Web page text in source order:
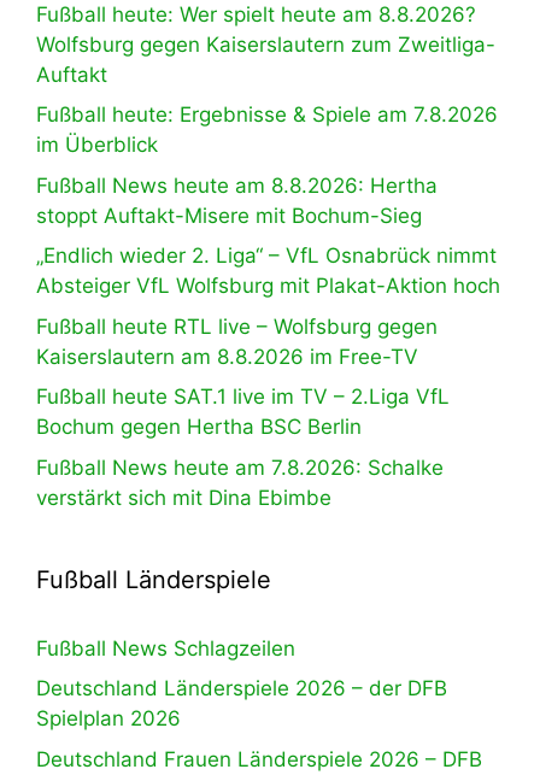
Fußball heute: Wer spielt heute am 8.8.2026?
Wolfsburg gegen Kaiserslautern zum Zweitliga-
Auftakt
Fußball heute: Ergebnisse & Spiele am 7.8.2026
im Überblick
Fußball News heute am 8.8.2026: Hertha
stoppt Auftakt-Misere mit Bochum-Sieg
„Endlich wieder 2. Liga“ – VfL Osnabrück nimmt
Absteiger VfL Wolfsburg mit Plakat-Aktion hoch
Fußball heute RTL live – Wolfsburg gegen
Kaiserslautern am 8.8.2026 im Free-TV
Fußball heute SAT.1 live im TV – 2.Liga VfL
Bochum gegen Hertha BSC Berlin
Fußball News heute am 7.8.2026: Schalke
verstärkt sich mit Dina Ebimbe
Fußball Länderspiele
Fußball News Schlagzeilen
Deutschland Länderspiele 2026 – der DFB
Spielplan 2026
Deutschland Frauen Länderspiele 2026 – DFB